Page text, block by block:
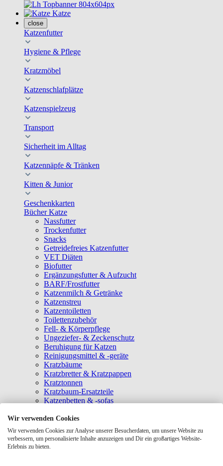
Katze
close
Katzenfutter
Hygiene & Pflege
Kratzmöbel
Katzenschlafplätze
Katzenspielzeug
Transport
Sicherheit im Alltag
Katzennäpfe & Tränken
Kitten & Junior
Geschenkkarten
Bücher Katze
Nassfutter
Trockenfutter
Snacks
Getreidefreies Katzenfutter
VET Diäten
Biofutter
Ergänzungsfutter & Aufzucht
BARF/Frostfutter
Katzenmilch & Getränke
Katzenstreu
Katzentoiletten
Toilettenzubehör
Fell- & Körperpflege
Ungeziefer- & Zeckenschutz
Beruhigung für Katzen
Reinigungsmittel & -geräte
Kratzbäume
Kratzbretter & Kratzpappen
Kratztonnen
Kratzbaum-Ersatzteile
Katzenbetten & -sofas
Katzenhäuser
Hängematten & Fensterliegeplätze
Katzendecken & -matten
Baldrian- & Catnipspielzeug
Wir verwenden Cookies
Wir verwenden Cookies zur Analyse unserer Besucherdaten, um unsere Website zu
verbessern, um personalisierte Inhalte anzuzeigen und Dir ein großartiges Website-
Erlebnis zu bieten.